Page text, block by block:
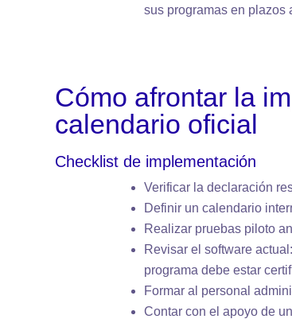
sus programas en plazos
Cómo afrontar la
calendario oficial
Checklist de implementación
Verificar la declaración
Definir un calendario
Realizar pruebas piloto
Revisar el software
programa debe estar
Formar al personal
Contar con el apoyo de